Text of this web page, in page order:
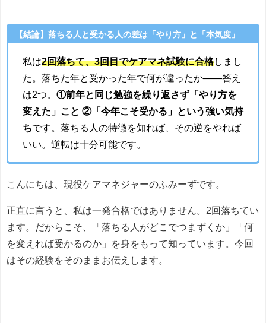
【結論】落ちる人と受かる人の差は「やり方」と「本気度」
私は2回落ちて、3回目でケアマネ試験に合格しまし
た。落ちた年と受かった年で何が違ったか——答え
は2つ。 ①前年と同じ勉強を繰り返さず「やり方を
変えた」こと ②「今年こそ受かる」という強い気持
ちです。落ちる人の特徴を知れば、その逆をやれば
いい。逆転は十分可能です。
こんにちは、現役ケアマネジャーのふみーずです。
正直に言うと、私は一発合格ではありません。2回落ちてい
ます。だからこそ、「落ちる人がどこでつまずくか」「何
を変えれば受かるのか」を身をもって知っています。今回
はその経験をそのままお伝えします。